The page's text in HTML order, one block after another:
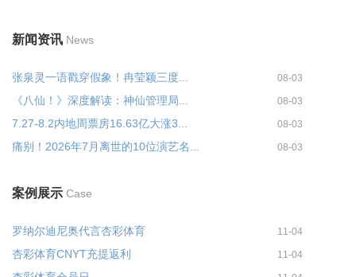
新闻资讯 News
张泉灵一语戳穿假象！冉莹颖三度... 08-03
《八仙！》深度解读：神仙管理局... 08-03
7.27-8.2内地周票房16.63亿大涨3... 08-03
痛别！2026年7月离世的10位演艺名... 08-03
案例展示 Case
罗纳尔迪尼奥代言杏彩体育 11-04
杏彩体育CNYT充提返利 11-04